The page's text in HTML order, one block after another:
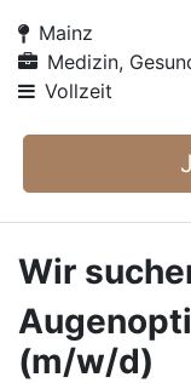
Mainz
Medizin,
Vollzeit
Wir
(m/w/d)